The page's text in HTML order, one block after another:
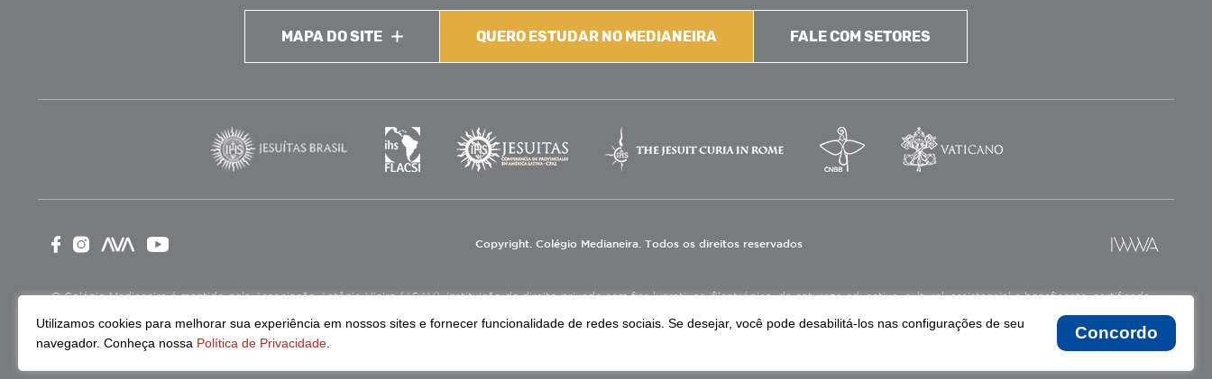
MAPA DO SITE QUERO ESTUDAR NO MEDIANEIRA FALE COM SETORES
Copyright. Colégio Medianeira. Todos os direitos reservados
O Colégio Medianeira é mantido pela Associação Antônio Vieira (ASAV), instituição de direito privado sem fins lucrativos, filantrópica, de natureza educativa, cultural, assistencial e beneficente, certificada
Continue lendo
Utilizamos cookies para melhorar sua experiência em nossos sites e fornecer funcionalidade de redes sociais. Se desejar, você pode desabilitá-los nas configurações de seu
navegador. Conheça nossa Política de Privacidade
Concordo